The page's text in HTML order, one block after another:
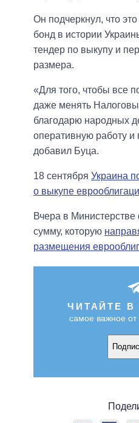
Он подчеркнул, что
бонд в истории
тендер по выкупу и
размера.
«Для того, чтобы все
даже менять
благодарю народных
оперативную работу и
добавил Буца.
18 сентября Украина
о выкупе
Вчера в
сумму, которую
размещения
ЧИТАЙТЕ В
самое важное